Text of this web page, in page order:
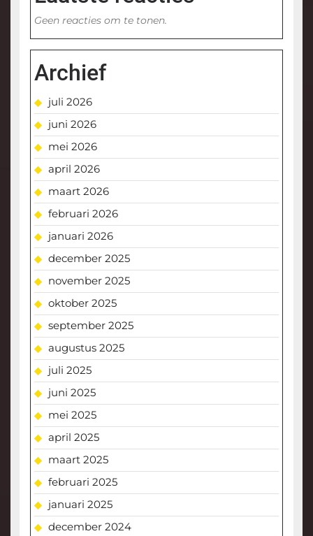
Geen reacties om te tonen.
Archief
juli 2026
juni 2026
mei 2026
april 2026
maart 2026
februari 2026
januari 2026
december 2025
november 2025
oktober 2025
september 2025
augustus 2025
juli 2025
juni 2025
mei 2025
april 2025
maart 2025
februari 2025
januari 2025
december 2024